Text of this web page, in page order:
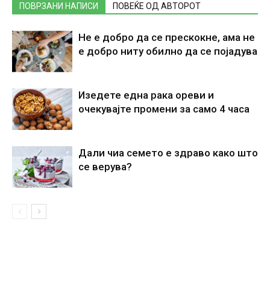
ПОВРЗАНИ НАПИСИ ПОВЕЌЕ ОД АВТОРОТ
Не е добро да се прескокне, ама не
е добро ниту обилно да се појадува
Изедете една рака ореви и
очекувајте промени за само 4 часа
Дали чиа семето е здраво како што
се верува?